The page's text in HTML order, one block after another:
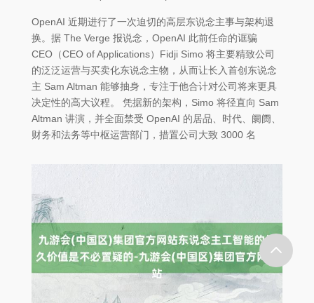
OpenAI 近期进行了一次迫切的高层东说念主事与架构退
换。据 The Verge 报说念，OpenAI 此前任命的诓骗
CEO（CEO of Applications）Fidji Simo 将主要精致公司
的泛泛运营与买卖化东说念主物，从而让长入首创东说念
主 Sam Altman 能够抽身，专注于他合计对公司将来更具
决定性的高大议程。 凭据新的架构，Simo 将径直向 Sam
Altman 讲演，并全面禁受 OpenAI 的居品、时代、阛阓、
财务和法务等中枢运营部门，措置公司大致 3000 名